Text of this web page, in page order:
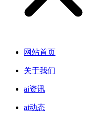
网站首页
关于我们
ai资讯
ai动态